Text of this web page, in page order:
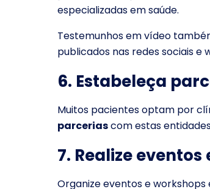
especializadas em saúde.
Testemunhos em vídeo
publicados nas redes sociais e
6. Estabeleça
Muitos pacientes optam por
parceriascom estas
7. Realize
Organize eventos e